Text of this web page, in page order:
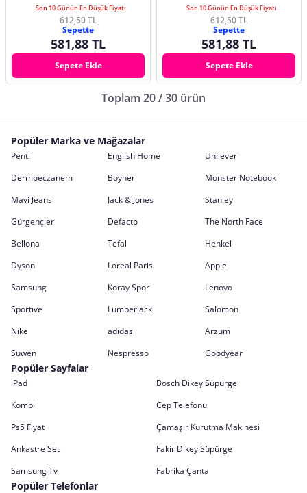
Son 10 Günün En Düşük Fiyatı
612,50 TL
Sepette
581,88 TL
Sepete Ekle
Son 10 Günün En Düşük Fiyatı
612,50 TL
Sepette
581,88 TL
Sepete Ekle
Toplam 20 / 30 ürün
Popüler Marka ve Mağazalar
Penti English Home
Unilever
Dermoeczanem
Boyner
Monster Notebook
Mavi Jeans
Jack & Jones
Stanley
Gürgençler
Defacto
The North Face
Bellona
Tefal
Henkel
Dyson
Loreal Paris
Apple
Samsung
Koray Spor
Lenovo
Sportive
Lumberjack
Salomon
Nike
adidas
Arzum
Suwen
Nespresso Goodyear
Popüler Sayfalar
iPad
Bosch Dikey Süpürge
Kombi
Cep Telefonu
Ps5 Fiyat
Çamaşır Kurutma Makinesi
Ankastre Set
Fakir Dikey Süpürge
Samsung Tv
Fabrika Çanta
Popüler Telefonlar